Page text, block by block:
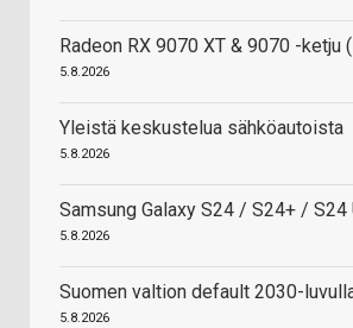
Radeon RX 9070 XT & 9070 -ketju
5.8.2026
Yleistä keskustelua sähköautoista
5.8.2026
Samsung Galaxy S24 / S24+ / S24
5.8.2026
Suomen valtion default 2030-
5.8.2026